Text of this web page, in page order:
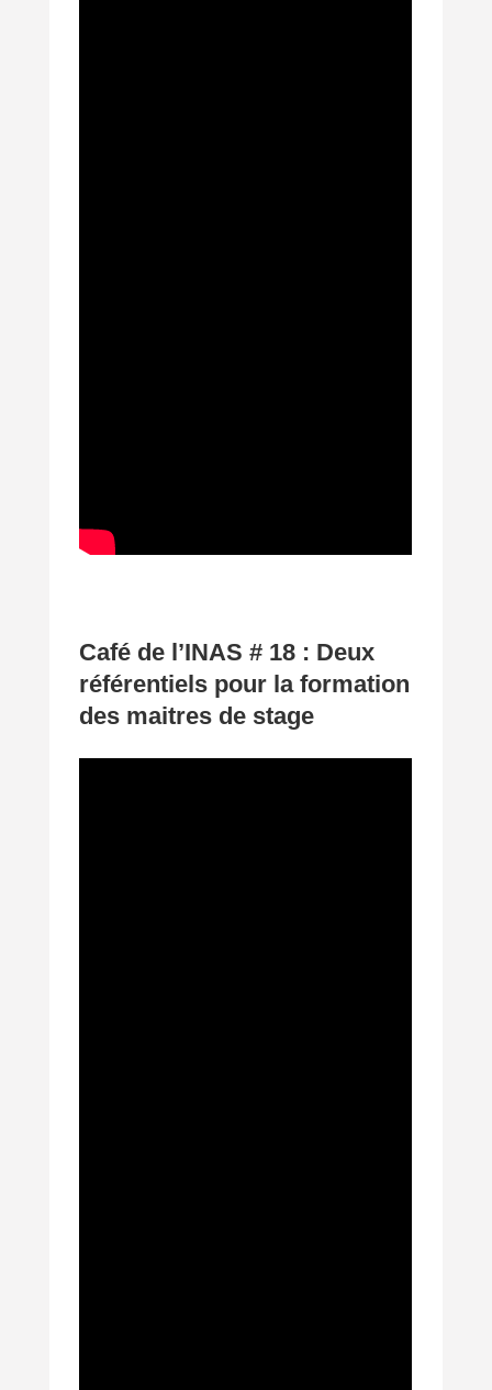
Café de l’INAS # 18 : Deux
référentiels pour la formation
des maitres de stage